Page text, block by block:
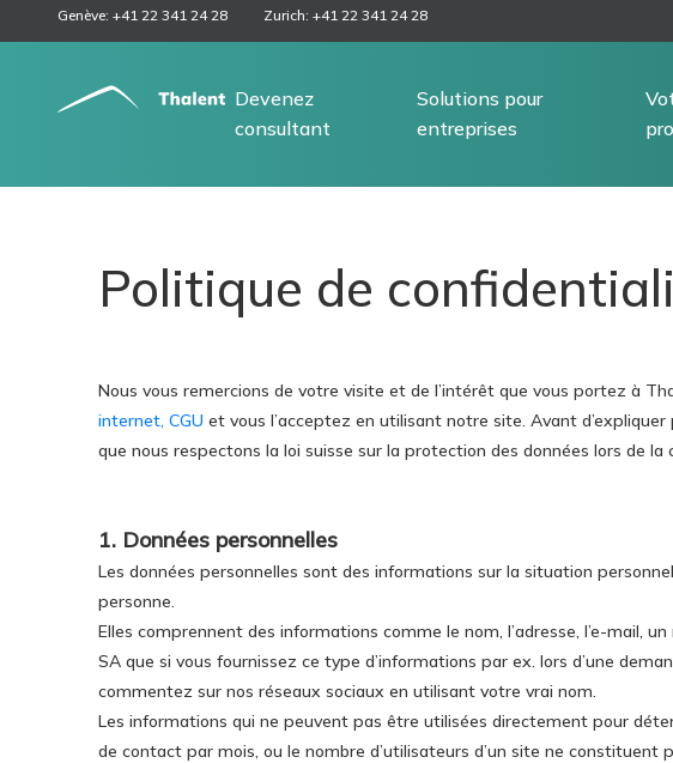
Genève: +41 22 341 24 28 Zurich: +41 22 341 24 28
Devenez
consultant
Solutions pour
entreprises
Politique de
Nous vous remercions de votre visite et de l’intérêt que vous portez à
internet, CGU et vous l’acceptez en utilisant notre site. Avant
que nous respectons la loi suisse sur la protection des données lors de
1. Données personnelles
Les données personnelles sont des informations sur la situation
personne.
Elles comprennent des informations comme le nom, l’adresse, l’e-mail,
SA que si vous fournissez ce type d’informations par ex. lors d’une
commentez sur nos réseaux sociaux en utilisant votre vrai nom.
Les informations qui ne peuvent pas être utilisées directement pour
de contact par mois, ou le nombre d’utilisateurs d’un site ne constituent